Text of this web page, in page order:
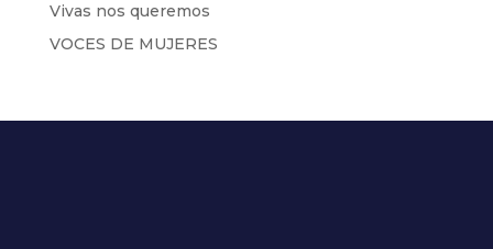
Vivas nos queremos
VOCES DE MUJERES